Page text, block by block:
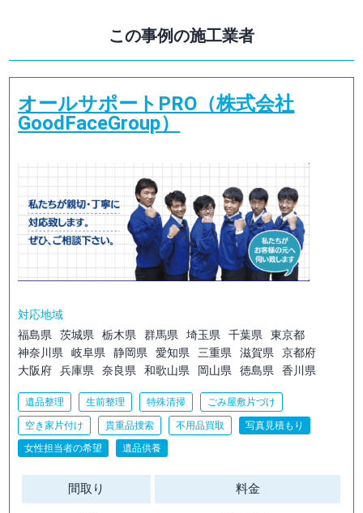
この事例の施工業者
オールサポートPRO（株式会社
GoodFaceGroup）
対応地域
福島県
茨城県 栃木県 群馬県 埼玉県 千葉県
東京都
神奈川県
岐阜県 静岡県 愛知県 三重県 滋賀県
京都府
大阪府
兵庫県 奈良県 和歌山県 岡山県 徳島県 香川県
遺品整理 生前整理 特殊清掃 ごみ屋敷片づけ
空き家片付け 貴重品捜索 不用品買取
写真見積もり
女性担当者の希望
遺品供養
間取り 料金